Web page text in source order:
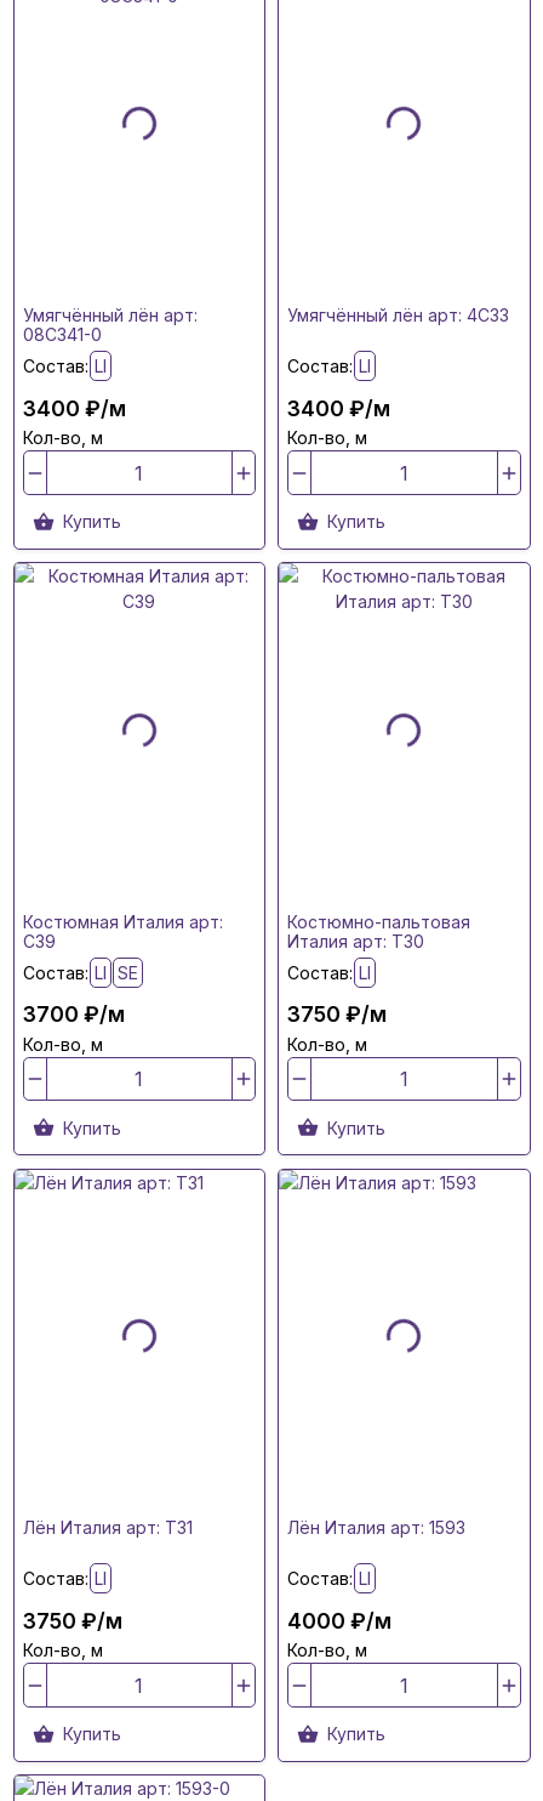
Умягчённый лён арт:
08C341-0
Состав: LI
3400 ₽/м
Кол-во, м
Купить
Умягчённый лён арт: 4C33
Состав: LI
3400 ₽/м
Кол-во, м
Купить
Костюмная Италия арт:
C39
Состав: LI SE
3700 ₽/м
Кол-во, м
Купить
Костюмно-пальтовая
Италия арт: T30
Состав: LI
3750 ₽/м
Кол-во, м
Купить
Лён Италия арт: T31
Состав: LI
3750 ₽/м
Кол-во, м
Купить
Лён Италия арт: 1593
Состав: LI
4000 ₽/м
Кол-во, м
Купить